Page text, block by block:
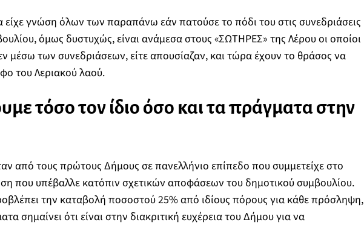
είχε γνώση όλων των παραπάνω εάν πατούσε το πόδι του στις συνεδριάσεις
όμως δυστυχώς, είναι ανάμεσα στους «ΣΩΤΗΡΕΣ» της Λέρου οι οποίοι
μέσω των συνεδριάσεων, είτε απουσίαζαν, και τώρα έχουν το θράσος να
του Λεριακού λαού.
τόσο τον ίδιο όσο και τα πράγματα στην
από τους πρώτους Δήμους σε πανελλήνιο επίπεδο που συμμετείχε στο
που υπέβαλλε κατόπιν σχετικών αποφάσεων του δημοτικού συμβουλίου.
την καταβολή ποσοστού 25% από ιδίους πόρους για κάθε πρόσληψη,
σημαίνει ότι είναι στην διακριτική ευχέρεια του Δήμου για να